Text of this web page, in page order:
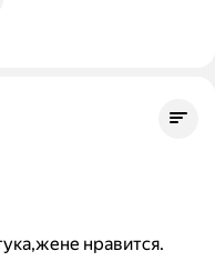
нравится.